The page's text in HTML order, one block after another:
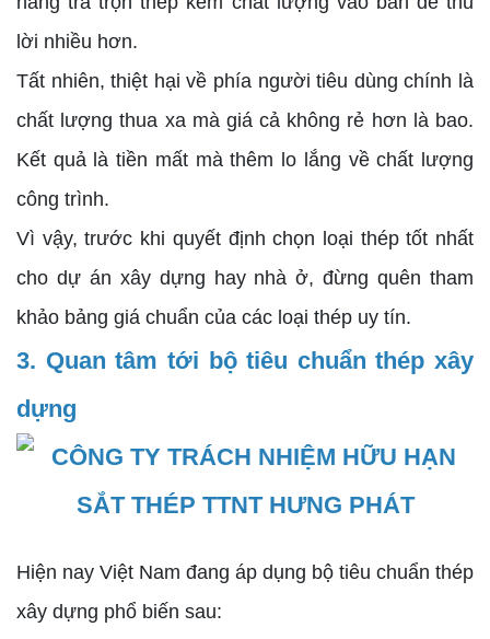
lời nhiều hơn.
Tất nhiên, thiệt hại về phía người tiêu dùng chính là
chất lượng thua xa mà giá cả không rẻ hơn là bao.
Kết quả là tiền mất mà thêm lo lắng về chất lượng
công trình.
Vì vậy, trước khi quyết định chọn loại thép tốt nhất
cho dự án xây dựng hay nhà ở, đừng quên tham
khảo bảng giá chuẩn của các loại thép uy tín.
3. Quan tâm tới bộ tiêu chuẩn thép xây
dựng
Hiện nay Việt Nam đang áp dụng bộ tiêu chuẩn thép
xây dựng phổ biến sau: